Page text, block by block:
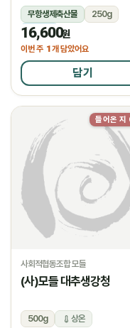
무항생제축산물
250g
냉장
16,600원
이번 주 1개 담았어요
담기
들어온 지
사회적협동조합 모들
(사)모들 대추생강청
500g 상온